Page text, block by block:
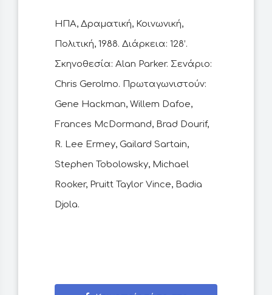
ΗΠΑ, Δραματική, Κοινωνική,
Πολιτική, 1988. Διάρκεια: 128’.
Σκηνοθεσία: Alan Parker. Σενάριο:
Chris Gerolmo. Πρωταγωνιστούν:
Gene Hackman, Willem Dafoe,
Frances McDormand, Brad Dourif,
R. Lee Ermey, Gailard Sartain,
Stephen Tobolowsky, Michael
Rooker, Pruitt Taylor Vince, Badia
Djola.